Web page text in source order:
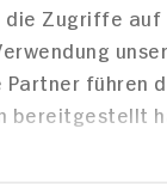
Zugriffe
Partner
bereitgestellt